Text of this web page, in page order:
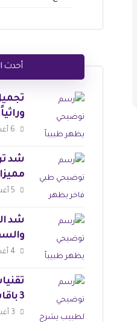
أحدث
وراثياً | 7 فوائد هامة ومؤكدة
6 أغسطس 2026
5 أغسطس 2026
شد
4 أغسطس 2026
3 باقات حصرية ومميزة جدا
3 أغسطس 2026